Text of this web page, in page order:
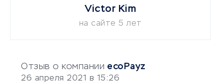
Отзыв о компании ecoPayz
26 апреля 2021 в 15:26
Victor Kim
на сайте 5 лет